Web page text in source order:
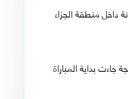
مبابي للخشونة داخل منطقة الجزاء
بداية المباراة